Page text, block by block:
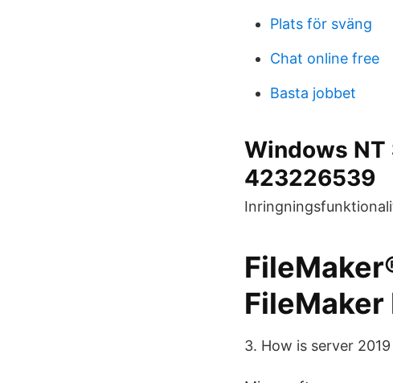
Plats för sväng
Chat online free
Basta jobbet
Windows NT
423226539
FileMaker
3. How is server